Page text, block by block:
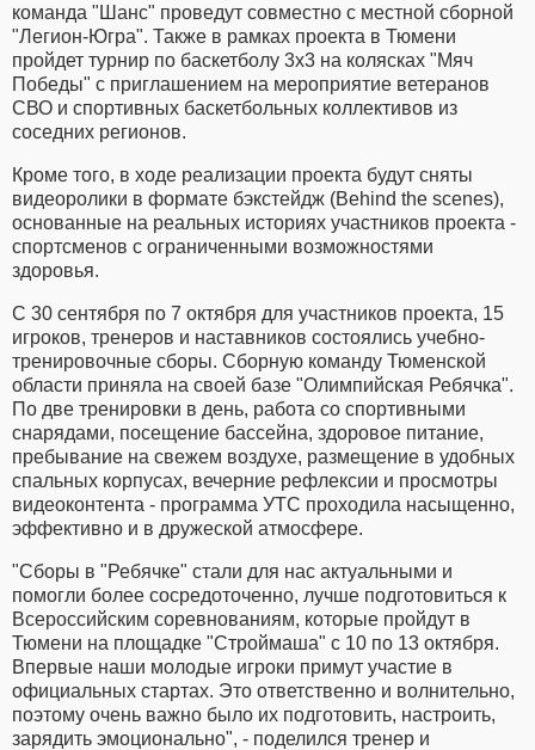
команда "Шанс" проведут совместно с местной сборной
"Легион-Югра". Также в рамках проекта в Тюмени
пройдет турнир по баскетболу 3x3 на колясках "Мяч
Победы" с приглашением на мероприятие ветеранов
СВО и спортивных баскетбольных коллективов из
соседних регионов.
Кроме того, в ходе реализации проекта будут сняты
видеоролики в формате бэкстейдж (Behind the scenes),
основанные на реальных историях участников проекта -
спортсменов с ограниченными возможностями
здоровья.
С 30 сентября по 7 октября для участников проекта, 15
игроков, тренеров и наставников состоялись учебно-
тренировочные сборы. Сборную команду Тюменской
области приняла на своей базе "Олимпийская Ребячка".
По две тренировки в день, работа со спортивными
снарядами, посещение бассейна, здоровое питание,
пребывание на свежем воздухе, размещение в удобных
спальных корпусах, вечерние рефлексии и просмотры
видеоконтента - программа УТС проходила насыщенно,
эффективно и в дружеской атмосфере.
"Сборы в "Ребячке" стали для нас актуальными и
помогли более сосредоточенно, лучше подготовиться к
Всероссийским соревнованиям, которые пройдут в
Тюмени на площадке "Строймаша" с 10 по 13 октября.
Впервые наши молодые игроки примут участие в
официальных стартах. Это ответственно и волнительно,
поэтому очень важно было их подготовить, настроить,
зарядить эмоционально", - поделился тренер и